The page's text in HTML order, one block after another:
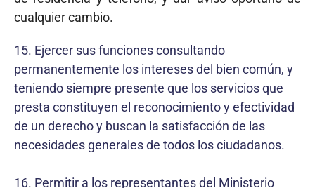
cualquier cambio.
15. Ejercer sus funciones consultando
permanentemente los intereses del bien común, y
teniendo siempre presente que los servicios que
presta constituyen el reconocimiento y efectividad
de un derecho y buscan la satisfacción de las
necesidades generales de todos los ciudadanos.
16. Permitir a los representantes del Ministerio